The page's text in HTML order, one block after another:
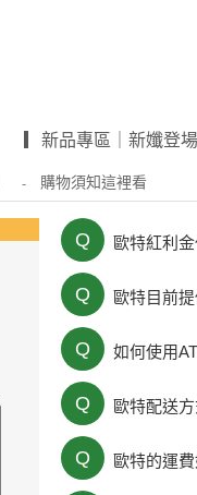
▎新品專區｜新孅登場
- 購物須知這裡看
Q 歐特紅利
Q 歐特目前
Q 如何使用
Q 歐特配送
Q 歐特的運